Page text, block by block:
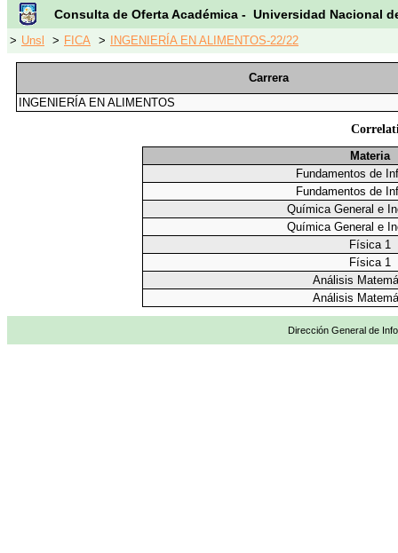
Consulta de Oferta Académica - Universidad Nacional
> Unsl > FICA > INGENIERÍA EN ALIMENTOS-22/22
Carrera
INGENIERÍA EN ALIMENTOS
Materia
Fundamentos de
Fundamentos de
Química General e
Química General e
Física 1
Física 1
Análisis
Análisis
Dirección General de